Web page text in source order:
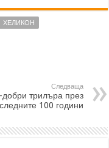
ХЕЛИКОН
Следваща
добри трилъра през
100 години